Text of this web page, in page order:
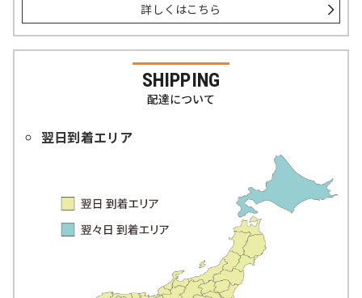
詳しくはこちら
SHIPPING
配達について
翌日到着エリア